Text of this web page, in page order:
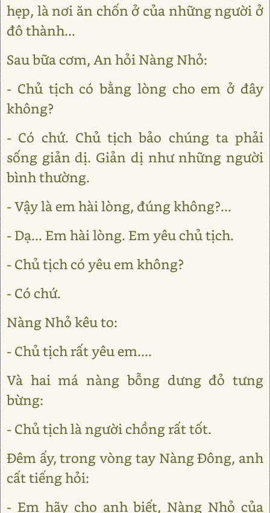
hẹp, là nơi ăn chốn ở của những người ở
đô thành...
Sau bữa cơm, An hỏi Nàng Nhỏ:
- Chủ tịch có bằng lòng cho em ở đây
không?
- Có chứ. Chủ tịch bảo chúng ta phải
sống giản dị. Giản dị như những người
bình thường.
- Vậy là em hài lòng, đúng không?...
- Dạ... Em hài lòng. Em yêu chủ tịch.
- Chủ tịch có yêu em không?
- Có chứ.
Nàng Nhỏ kêu to:
- Chủ tịch rất yêu em....
Và hai má nàng bỗng dưng đỏ tưng
bừng:
- Chủ tịch là người chồng rất tốt.
Đêm ấy, trong vòng tay Nàng Đông, anh
cất tiếng hỏi:
- Em hãy cho anh biết, Nàng Nhỏ của